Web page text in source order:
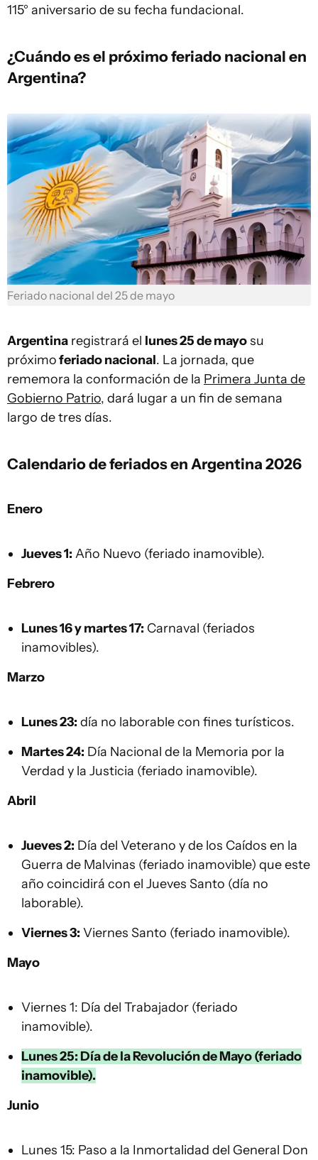
115° aniversario de su fecha fundacional.
¿Cuándo es el próximo feriado nacional en
Argentina?
Feriado nacional del 25 de mayo
Argentina registrará el lunes 25 de mayosu
próximoferiado nacional. La jornada, que
rememora la conformación de la Primera Junta de
Gobierno Patrio, dará lugar a un fin de semana
largo de tres días.
Calendario de feriados en Argentina 2026
Enero
Jueves 1: Año Nuevo (feriado inamovible).
Febrero
Lunes 16 y martes 17: Carnaval (feriados
inamovibles).
Marzo
Lunes 23: día no laborable con fines turísticos.
Martes 24: Día Nacional de la Memoria por la
Verdad y la Justicia (feriado inamovible).
Abril
Jueves 2: Día del Veterano y de los Caídos en la
Guerra de Malvinas (feriado inamovible) que este
año coincidirá con el Jueves Santo (día no
laborable).
Viernes 3: Viernes Santo (feriado inamovible).
Mayo
Viernes 1: Día del Trabajador (feriado
inamovible).
Lunes 25: Día de la Revolución de Mayo (feriado
inamovible).
Junio
Lunes 15: Paso a la Inmortalidad del General Don